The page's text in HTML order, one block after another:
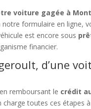
voiture gagée à
formulaire en ligne,
est encore sous
financier.
d’une
remboursant le crédit
charge toutes ces étapes